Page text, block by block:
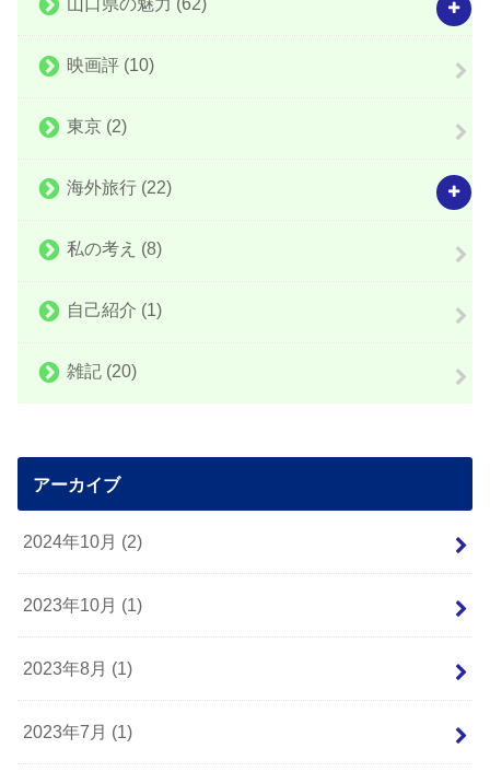
映画評 (10)
東京 (2)
海外旅行 (22)
私の考え (8)
自己紹介 (1)
雑記 (20)
アーカイブ
2024年10月 (2)
2023年10月 (1)
2023年8月 (1)
2023年7月 (1)